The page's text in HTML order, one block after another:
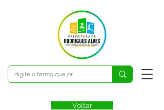
Voltar